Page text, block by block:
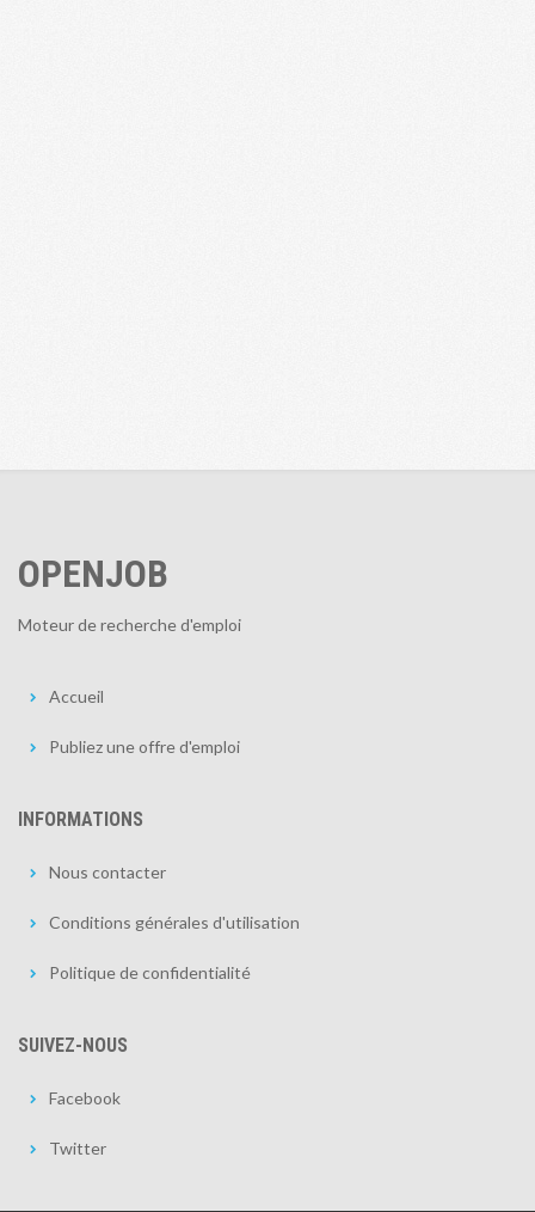
OPENJOB
Moteur de recherche d'emploi
Accueil
Publiez une offre d'emploi
INFORMATIONS
Nous contacter
Conditions générales d'utilisation
Politique de confidentialité
SUIVEZ-NOUS
Facebook
Twitter